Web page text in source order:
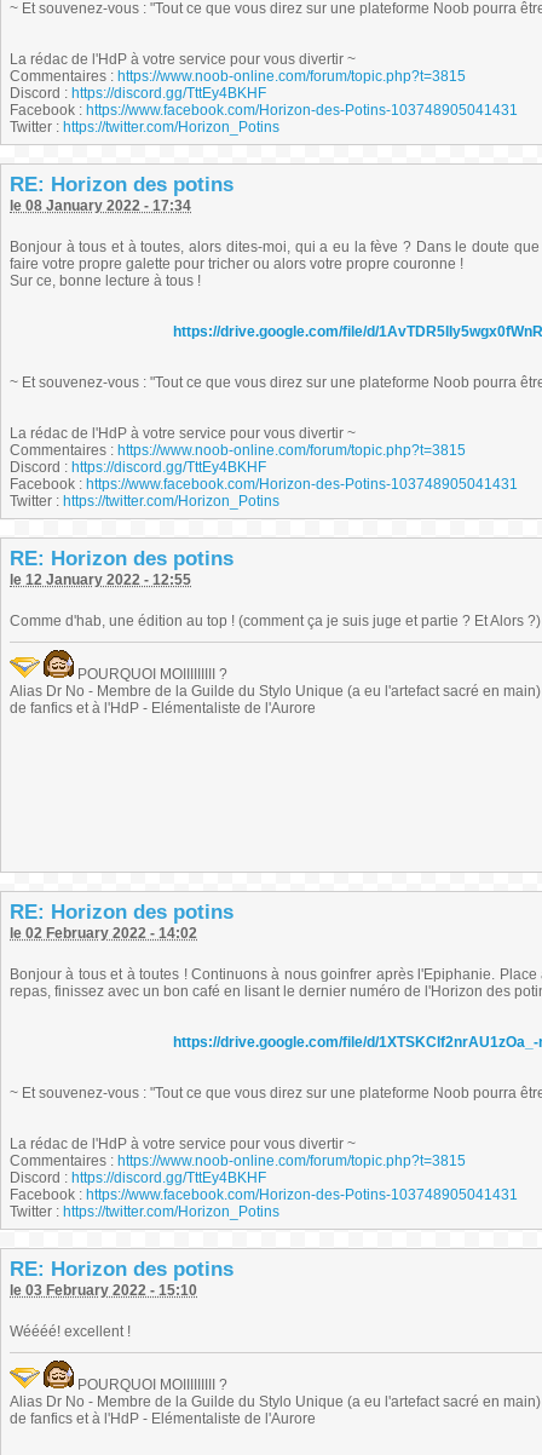
~ Et souvenez-vous : "Tout ce que vous direz sur une plateforme Noob pourra
La rédac de l'HdP à votre service pour vous divertir ~
Commentaires : https://www.noob-online.com/forum/topic.php?t=3815
Discord : https://discord.gg/TttEy4BKHF
Facebook : https://www.facebook.com/Horizon-des-Potins-103748905041431
Twitter : https://twitter.com/Horizon_Potins
RE: Horizon des potins
le 08 January 2022 - 17:34
Bonjour à tous et à toutes, alors dites-moi, qui a eu la fève ? Dans le doute
faire votre propre galette pour tricher ou alors votre propre couronne !
Sur ce, bonne lecture à tous !
https://drive.google.com/file/d/
~ Et souvenez-vous : "Tout ce que vous direz sur une plateforme Noob pourra
La rédac de l'HdP à votre service pour vous divertir ~
Commentaires : https://www.noob-online.com/forum/topic.php?t=3815
Discord : https://discord.gg/TttEy4BKHF
Facebook : https://www.facebook.com/Horizon-des-Potins-103748905041431
Twitter : https://twitter.com/Horizon_Potins
RE: Horizon des potins
le 12 January 2022 - 12:55
Comme d'hab, une édition au top ! (comment ça je suis juge et partie ? Et Alors ?)
POURQUOI MOIIIIIIIII ?
Alias Dr No - Membre de la Guilde du Stylo Unique (a eu l'artefact sacré en
de fanfics et à l'HdP - Elémentaliste de l'Aurore
RE: Horizon des potins
le 02 February 2022 - 14:02
Bonjour à tous et à toutes ! Continuons à nous goinfrer après l'Epiphanie.
repas, finissez avec un bon café en lisant le dernier numéro de l'Horizon des
https://drive.google.com/file/d/
~ Et souvenez-vous : "Tout ce que vous direz sur une plateforme Noob pourra
La rédac de l'HdP à votre service pour vous divertir ~
Commentaires : https://www.noob-online.com/forum/topic.php?t=3815
Discord : https://discord.gg/TttEy4BKHF
Facebook : https://www.facebook.com/Horizon-des-Potins-103748905041431
Twitter : https://twitter.com/Horizon_Potins
RE: Horizon des potins
le 03 February 2022 - 15:10
Wéééé! excellent !
POURQUOI MOIIIIIIIII ?
Alias Dr No - Membre de la Guilde du Stylo Unique (a eu l'artefact sacré en
de fanfics et à l'HdP - Elémentaliste de l'Aurore